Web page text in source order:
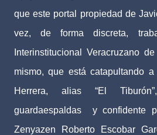
que este portal propiedad de
vez, de forma discreta,
Interinstitucional Veracruzano
mismo, que está catapultando a
Herrera, alias “El
guardaespaldas
y confidente
Zenyazen Roberto Escobar